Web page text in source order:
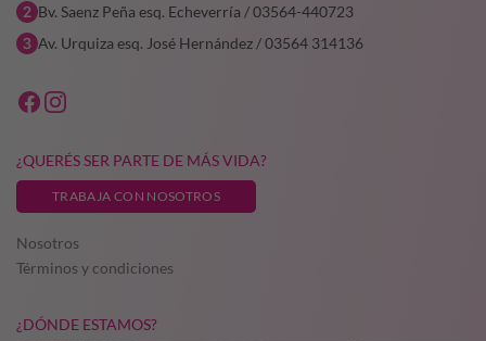
Bv. Saenz Peña esq. Echeverría / 03564-440723
Av. Urquiza esq. José Hernández / 03564 314136
¿QUERÉS SER PARTE DE MÁS VIDA?
TRABAJA CON NOSOTROS
Nosotros
Términos y condiciones
¿DÓNDE ESTAMOS?